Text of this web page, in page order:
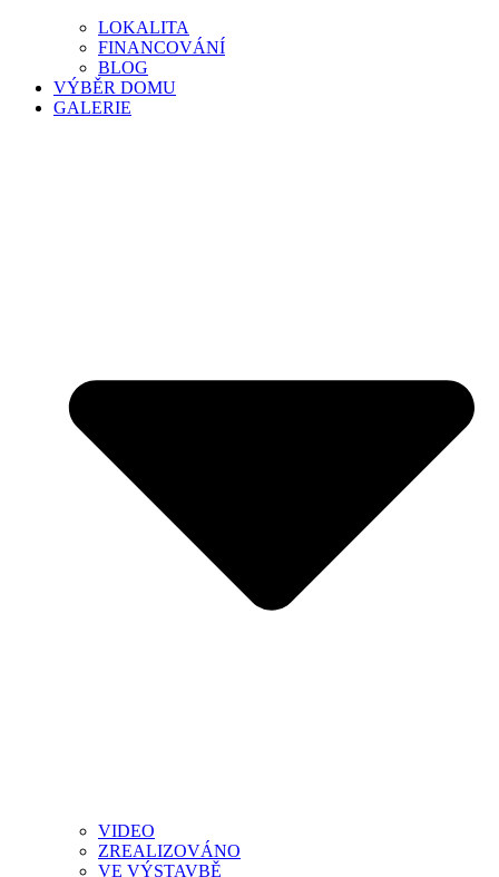
LOKALITA
FINANCOVÁNÍ
BLOG
VÝBĚR DOMU
GALERIE
VIDEO
ZREALIZOVÁNO
VE VÝSTAVBĚ